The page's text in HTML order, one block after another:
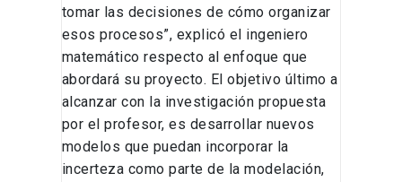
tomar las decisiones de cómo organizar
esos procesos”, explicó el ingeniero
matemático respecto al enfoque que
abordará su proyecto. El objetivo último a
alcanzar con la investigación propuesta
por el profesor, es desarrollar nuevos
modelos que puedan incorporar la
incerteza como parte de la modelación,